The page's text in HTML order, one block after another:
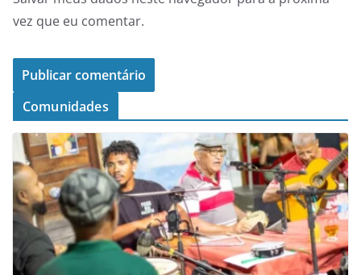
vez que eu comentar.
Comunidades